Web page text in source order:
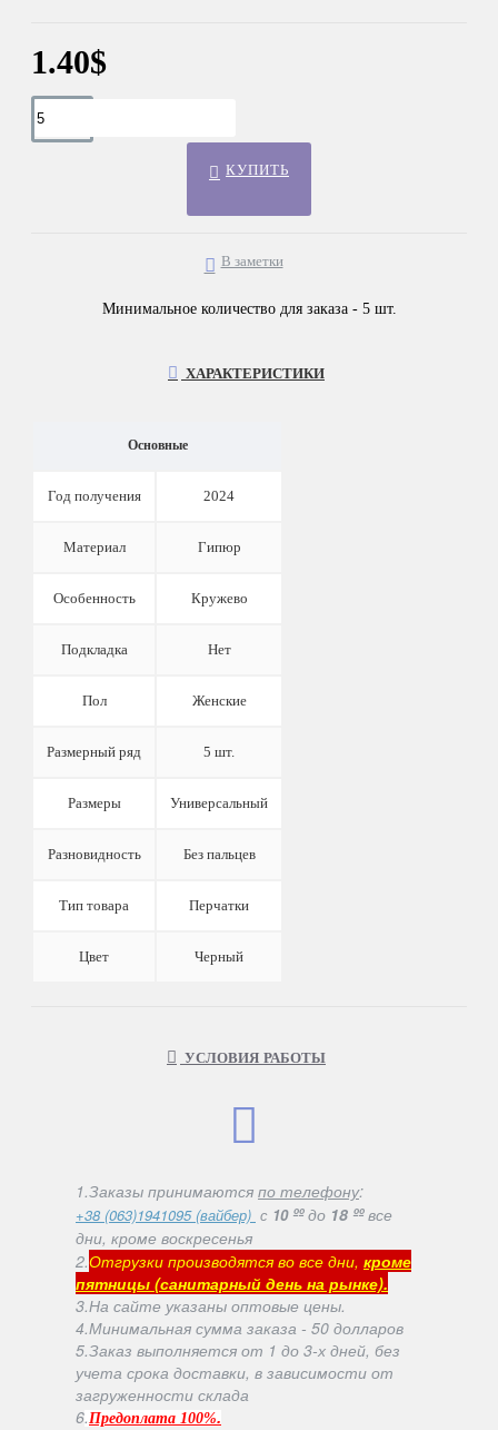
1.40$
КУПИТЬ
В заметки
Минимальное количество для заказа - 5 шт.
ХАРАКТЕРИСТИКИ
Основные
Год получения 2024
Материал Гипюр
Особенность Кружево
Подкладка Нет
Пол Женские
Размерный ряд 5 шт.
Размеры Универсальный
Разновидность Без пальцев
Тип товара Перчатки
Цвет Черный
УСЛОВИЯ РАБОТЫ
1.Заказы принимаются по телефону:
+38 (063)1941095 (вайбер) с 10 ººдо 18 ººвсе
дни, кроме воскресенья
2.Отгрузки производятся во все дни, кроме
пятницы (санитарный день на рынке).
3.На сайте указаны оптовые цены.
4.Минимальная сумма заказа - 50 долларов
5.Заказ выполняется от 1 до 3-х дней, без
учета срока доставки, в зависимости от
загруженности склада
6.Предоплата 100%.